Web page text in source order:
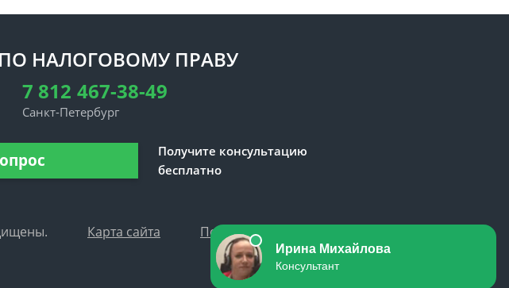
НАЛОГОВОМУ ПРАВУ
7 812 467-38-49
Санкт-Петербург
Получите консультацию
бесплатно
Карта сайта Политика персональных данных